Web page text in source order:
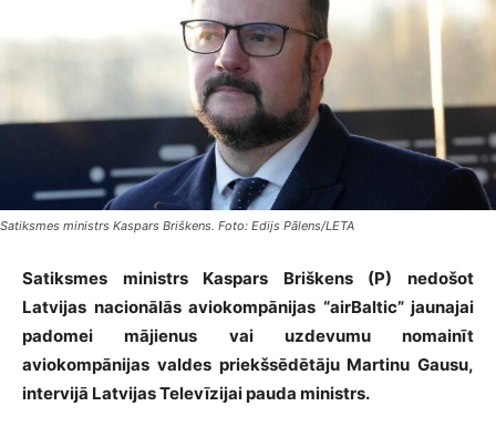
Satiksmes ministrs Kaspars Briškens. Foto: Edijs Pālens/LETA
Satiksmes ministrs Kaspars Briškens (P) nedošot
Latvijas nacionālās aviokompānijas “airBaltic” jaunajai
padomei mājienus vai uzdevumu nomainīt
aviokompānijas valdes priekšsēdētāju Martinu Gausu,
intervijā Latvijas Televīzijai pauda ministrs.